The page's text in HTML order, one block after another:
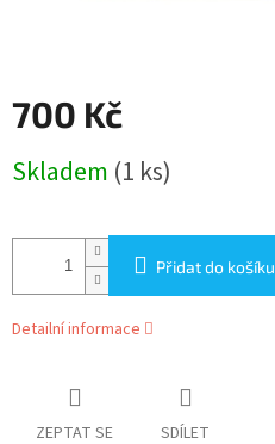
700 Kč
cena:
Skladem (1 ks)
Přidat do košíku
Detailní informace
ZEPTAT SE SDÍLET